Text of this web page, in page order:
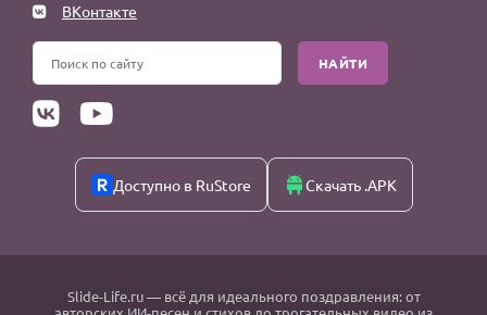
ВКонтакте
НАЙТИ
Доступно в RuStore Скачать .APK
Slide-Life.ru— всё для идеального поздравления: от